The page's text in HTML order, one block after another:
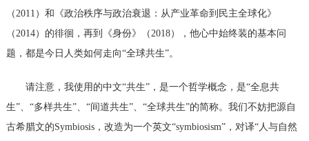
（2011）和《政治秩序与政治衰退：从产业革命到民主全球化》
（2014）的徘徊，再到《身份》（2018），他心中始终装的基本问
题，都是今日人类如何走向“全球共生”。
请注意，我使用的中文“共生”，是一个哲学概念，是“全息共
生”、“多样共生”、“间道共生”、“全球共生”的简称。我们不妨把源自
古希腊文的Symbiosis，改造为一个英文“symbiosism”，对译“人与自然